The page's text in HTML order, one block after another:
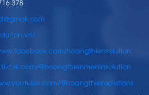
378
hoangthiensolution
@hoangthienmediasolution
@hoangthiensolutions